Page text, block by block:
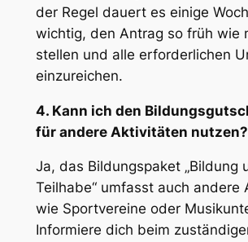
der Regel dauert es einige
wichtig, den Antrag so früh wie
stellen und alle erforderlichen
einzureichen.
4. Kann ich den
für andere Aktivitäten nutzen?
Ja, das Bildungspaket „Bildung
Teilhabe“ umfasst auch andere
wie Sportvereine oder
Informiere dich beim